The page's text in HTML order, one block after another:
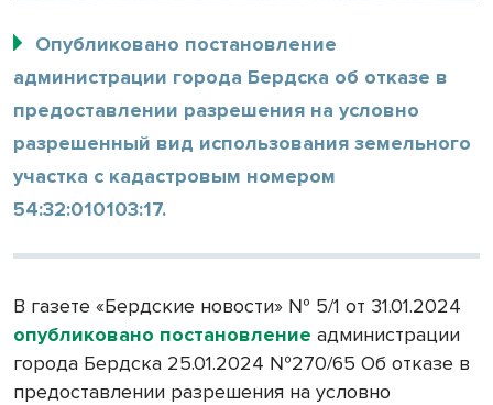
Опубликовано постановление
администрации города Бердска об отказе в
предоставлении разрешения на условно
разрешенный вид использования земельного
участка с кадастровым номером
54:32:010103:17.
В газете «Бердские новости» № 5/1 от 31.01.2024
опубликовано постановление администрации
города Бердска 25.01.2024 №270/65 Об отказе в
предоставлении разрешения на условно